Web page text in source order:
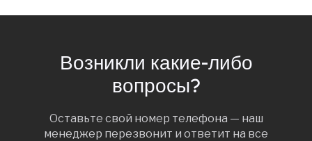
Возникли какие-либо
вопросы?
Оставьте свой номер телефона — наш
менеджер перезвонит и ответит на все